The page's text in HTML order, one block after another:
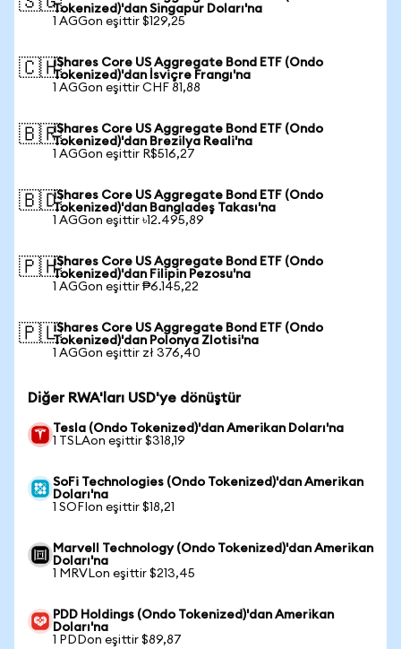
Tokenized)'dan Singapur Doları'na
1 AGGon eşittir $129,25
🇨🇭iShares Core US Aggregate Bond ETF (Ondo
Tokenized)'dan İsviçre Frangı'na
1 AGGon eşittir CHF 81,88
🇧🇷iShares Core US Aggregate Bond ETF (Ondo
Tokenized)'dan Brezilya Reali'na
1 AGGon eşittir R$516,27
🇧🇩iShares Core US Aggregate Bond ETF (Ondo
Tokenized)'dan Bangladeş Takası'na
1 AGGon eşittir ৳12.495,89
🇵🇭iShares Core US Aggregate Bond ETF (Ondo
Tokenized)'dan Filipin Pezosu'na
1 AGGon eşittir ₱6.145,22
🇵🇱iShares Core US Aggregate Bond ETF (Ondo
Tokenized)'dan Polonya Zlotisi'na
1 AGGon eşittir zł 376,40
Diğer RWA'ları USD'ye dönüştür
Tesla (Ondo Tokenized)'dan Amerikan Doları'na
1 TSLAon eşittir $318,19
SoFi Technologies (Ondo Tokenized)'dan Amerikan
Doları'na
1 SOFIon eşittir $18,21
Marvell Technology (Ondo Tokenized)'dan Amerikan
Doları'na
1 MRVLon eşittir $213,45
PDD Holdings (Ondo Tokenized)'dan Amerikan
Doları'na
1 PDDon eşittir $89,87